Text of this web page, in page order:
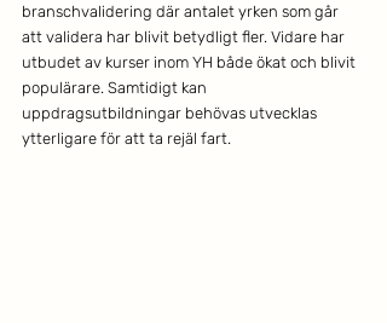
branschvalidering där antalet yrken som går
att validera har blivit betydligt fler. Vidare har
utbudet av kurser inom YH både ökat och blivit
populärare. Samtidigt kan
uppdragsutbildningar behövas utvecklas
ytterligare för att ta rejäl fart.